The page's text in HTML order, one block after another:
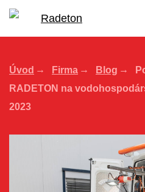
Úvod Firma Blog
RADETON na
2023